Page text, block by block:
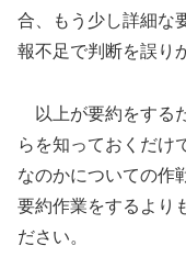
合、もう少し詳細な
報不足で判断を誤り
以上が要約をする
らを知っておくだけ
なのかについての作
要約作業をするより
ださい。